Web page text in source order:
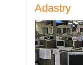
Adastry